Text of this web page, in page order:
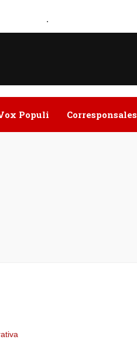
.
Populi Corresponsales